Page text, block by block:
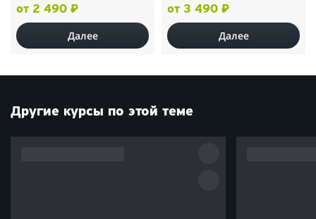
от 2 490 ₽
Далее
от 3 490 ₽
Далее
Другие курсы по этой теме